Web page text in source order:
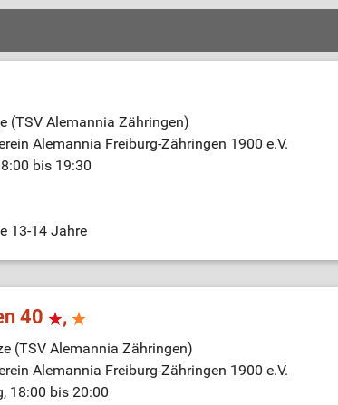
(TSV Alemannia Zähringen)
Alemannia Freiburg-Zähringen 1900 e.V.
bis 19:30
13-14 Jahre
40 ,
(TSV Alemannia Zähringen)
Alemannia Freiburg-Zähringen 1900 e.V.
18:00 bis 20:00